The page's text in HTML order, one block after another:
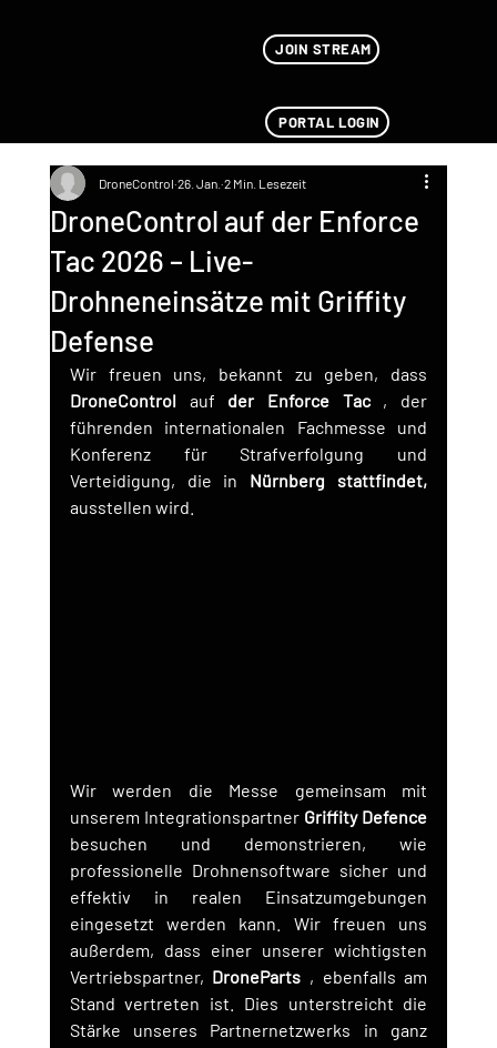
JOIN STREAM
PORTAL LOGIN
DroneControl auf der Enforce
Tac 2026 – Live-
Drohneneinsätze mit Griffity
Defense
DroneControl 26. Jan. 2 Min. Lesezeit
DroneControl auf der Enforce Tac , der
führenden internationalen Fachmesse und
Konferenz für Strafverfolgung und
Verteidigung, die in Nürnberg stattfindet,
ausstellen wird.
Wir werden die Messe gemeinsam mit
unserem Integrationspartner Griffity Defence
besuchen und demonstrieren, wie
professionelle Drohnensoftware sicher und
effektiv in realen Einsatzumgebungen
eingesetzt werden kann. Wir freuen uns
außerdem, dass einer unserer wichtigsten
Vertriebspartner, DroneParts , ebenfalls am
Stand vertreten ist. Dies unterstreicht die
Stärke unseres Partnernetzwerks in ganz